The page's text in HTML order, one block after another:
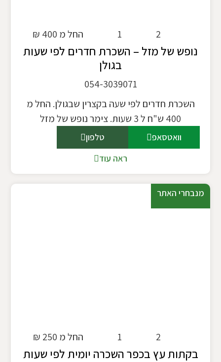
החל מ 400 ₪ 1 2
נופש של מזל – השכרת חדרים לפי שעות
בגולן
054-3039071
השכרת חדרים לפי שעה בקצרין שבגולן. החל מ
400 ש"ח ל 3 שעות. צימר נופש של מזל
וואטסאפ
טלפון
ראה עוד
מנבחרי האתר
החל מ 250 ₪ 1 2
בקתות עץ בכפר השכרה יומית לפי שעות